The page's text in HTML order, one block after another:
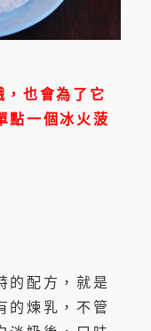
，也會為了它
點一個冰火菠
的配方，就是
的煉乳，不管